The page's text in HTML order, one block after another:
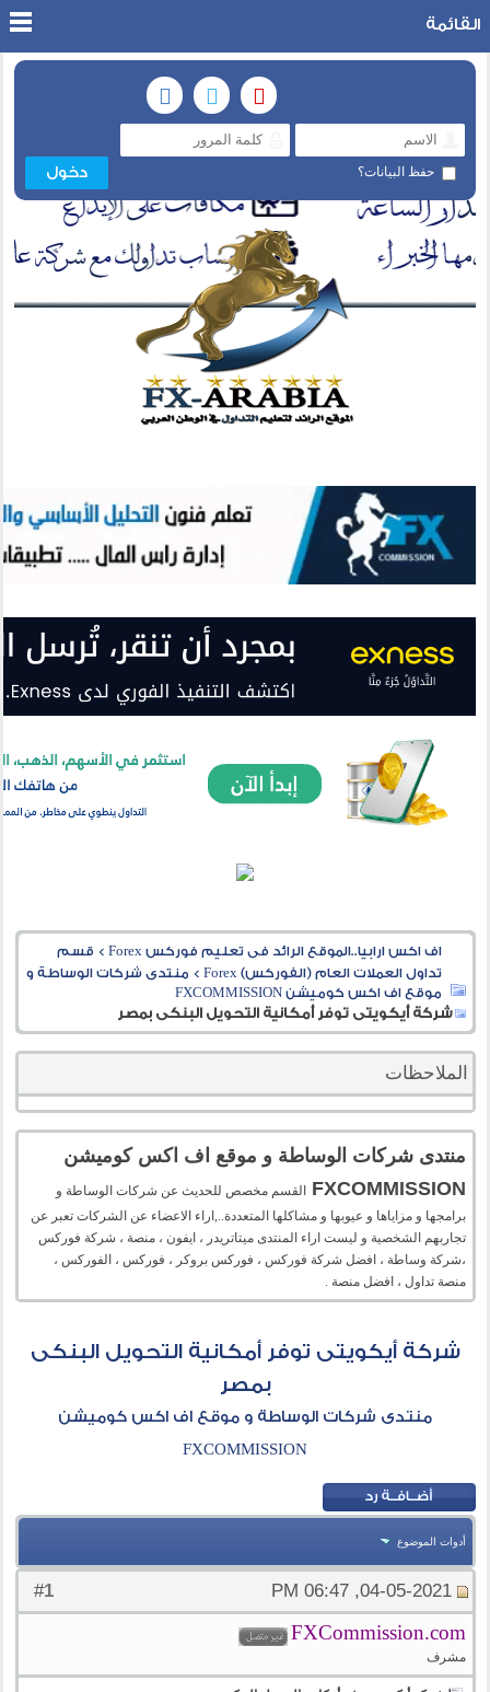
حفظ البيانات؟
القائمة
اف اكس ارابيا..الموقع الرائد فى تعليم فوركس Forex > قسم
تداول العملات العام (الفوركس) Forex
> منتدى شركات الوساطة و
موقع اف اكس كوميشن FXCOMMISSION
شركة أيكويتى توفر أمكانية التحويل البنكى بمصر
الملاحظات
منتدى شركات الوساطة و موقع اف اكس كوميشن
FXCOMMISSION
القسم مخصص للحديث عن شركات الوساطة و
برامجها و مزاياها و عيوبها و مشاكلها المتعددة..,اراء الاعضاء عن الشركات تعبر عن
تجاربهم الشخصية و ليست اراء المنتدى ميتاتريدر ، ايفون ، منصة ، شركة فوركس
،شركة وساطة ، افضل شركة فوركس ، فوركس بروكر ، فوركس ، الفوركس ،
منصة تداول ، افضل منصة .
شركة أيكويتى توفر أمكانية التحويل البنكى
بمصر
منتدى شركات الوساطة و موقع اف اكس كوميشن
FXCOMMISSION
أدوات الموضوع
#
1 04-05-2021, 06:47 PM
FXCommission.com
مشرف